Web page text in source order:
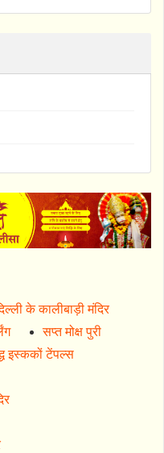
के कालीबाड़ी मंदिर
सप्त मोक्ष पुरी
इस्ककों टेंपल्स